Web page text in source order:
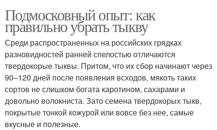
Подмосковный опыт: как
правильно убрать тыкву
Среди распространенных на российских грядках
разновидностей ранней спелостью отличаются
твердокорые тыквы. Притом, что их сбор начинают через
90–120 дней после появления всходов, мякоть таких
сортов не слишком богата каротином, сахарами и
довольно волокниста. Зато семена твердокорых тыкв,
покрытые тонкой кожурой или вовсе без нее, самые
вкусные и полезные.